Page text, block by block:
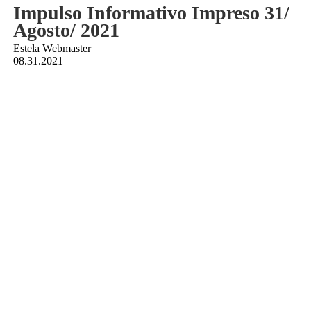
Impulso Informativo Impreso 31/
Agosto/ 2021
Estela Webmaster
08.31.2021